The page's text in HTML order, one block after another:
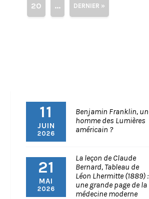
20 ... DERNIER »
11
JUIN
2026
Benjamin Franklin, un
homme des Lumières
américain ?
21
MAI
2026
La leçon de Claude
Bernard, Tableau de
Léon Lhermitte (1889) :
une grande page de la
médecine moderne